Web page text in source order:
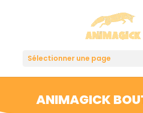
Sélectionner une page
ANIMAGICK